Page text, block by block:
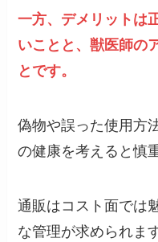
一方、デメリットは
いことと、獣医師の
とです。
偽物や誤った使用方
の健康を考えると慎
通販はコスト面では
な管理が求められます